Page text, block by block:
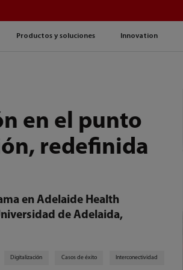
Productos y soluciones Innovation
en el punto
redefinida
en Adelaide Health
de Adelaida,
Digitalización Casos de éxito Interconectividad